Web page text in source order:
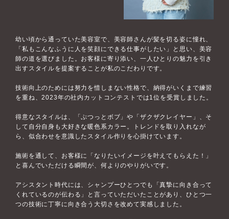
幼い頃から通っていた美容室で、美容師さんが髪を切る姿に憧れ、
「私もこんなふうに人を笑顔にできる仕事がしたい」と思い、美容
師の道を選びました。お客様に寄り添い、一人ひとりの魅力を引き
出すスタイルを提案することが私のこだわりです。
技術向上のためには努力を惜しまない性格で、納得がいくまで練習
を重ね、2023年の社内カットコンテストでは1位を受賞しました。
得意なスタイルは、「ぷつっとボブ」や「ザクザクレイヤー」、そ
して自分自身も大好きな暖色系カラー。トレンドを取り入れなが
ら、似合わせを意識したスタイル作りを心掛けています。
施術を通して、お客様に「なりたいイメージを叶えてもらえた！」
と喜んでいただける瞬間が、何よりのやりがいです。
アシスタント時代には、シャンプーひとつでも「真摯に向き合って
くれているのが伝わる」と言っていただいたことがあり、ひとつ一
つの技術に丁寧に向き合う大切さを改めて実感しました。